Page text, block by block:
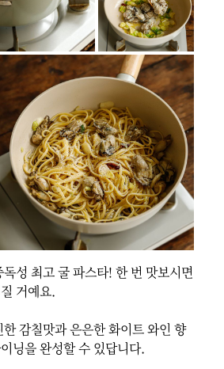
성 최고 굴 파스타! 한 번 맛보시면
거예요.
감칠맛과 은은한 화이트 와인 향
닝을 완성할 수 있답니다.